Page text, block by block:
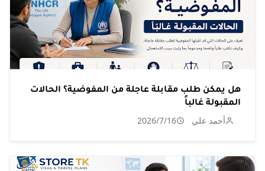
هل يمكن طلب مقابلة عاجلة من المفوضية؟ الحالات
المقبولة غالباً
أحمد علي 2026/7/16